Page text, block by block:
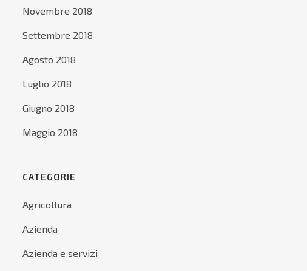
Novembre 2018
Settembre 2018
Agosto 2018
Luglio 2018
Giugno 2018
Maggio 2018
CATEGORIE
Agricoltura
Azienda
Azienda e servizi